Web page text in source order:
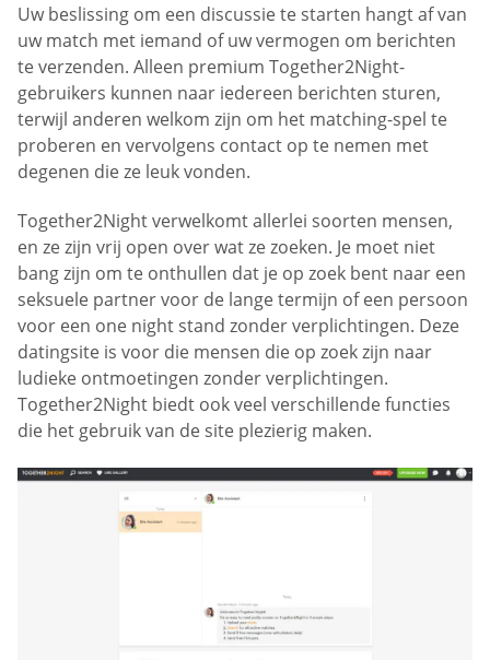
Uw beslissing om een discussie te starten hangt af van
uw match met iemand of uw vermogen om berichten
te verzenden. Alleen premium Together2Night-
gebruikers kunnen naar iedereen berichten sturen,
terwijl anderen welkom zijn om het matching-spel te
proberen en vervolgens contact op te nemen met
degenen die ze leuk vonden.
Together2Night verwelkomt allerlei soorten mensen,
en ze zijn vrij open over wat ze zoeken. Je moet niet
bang zijn om te onthullen dat je op zoek bent naar een
seksuele partner voor de lange termijn of een persoon
voor een one night stand zonder verplichtingen. Deze
datingsite is voor die mensen die op zoek zijn naar
ludieke ontmoetingen zonder verplichtingen.
Together2Night biedt ook veel verschillende functies
die het gebruik van de site plezierig maken.